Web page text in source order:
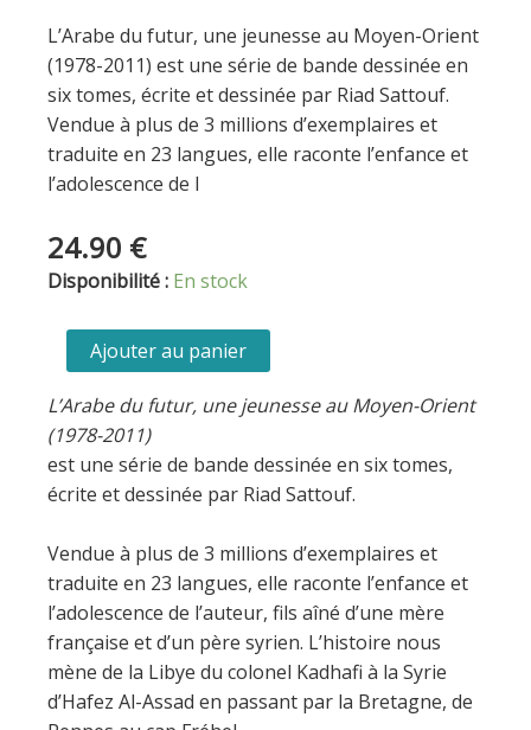
L’Arabe du futur, une jeunesse au Moyen-Orient
(1978-2011) est une série de bande dessinée en
six tomes, écrite et dessinée par Riad Sattouf.
Vendue à plus de 3 millions d’exemplaires et
traduite en 23 langues, elle raconte l’enfance et
l’adolescence de l
24.90 €
Disponibilité : En stock
quantité
L'Arabe
du
futur
-
Volume
6
Tome
6
Ajouter au panier
L’Arabe du futur, une jeunesse au Moyen-Orient
(1978-2011)
est une série de bande dessinée en six tomes,
écrite et dessinée par Riad Sattouf.
Vendue à plus de 3 millions d’exemplaires et
traduite en 23 langues, elle raconte l’enfance et
l’adolescence de l’auteur, fils aîné d’une mère
française et d’un père syrien. L’histoire nous
mène de la Libye du colonel Kadhafi à la Syrie
d’Hafez Al-Assad en passant par la Bretagne, de